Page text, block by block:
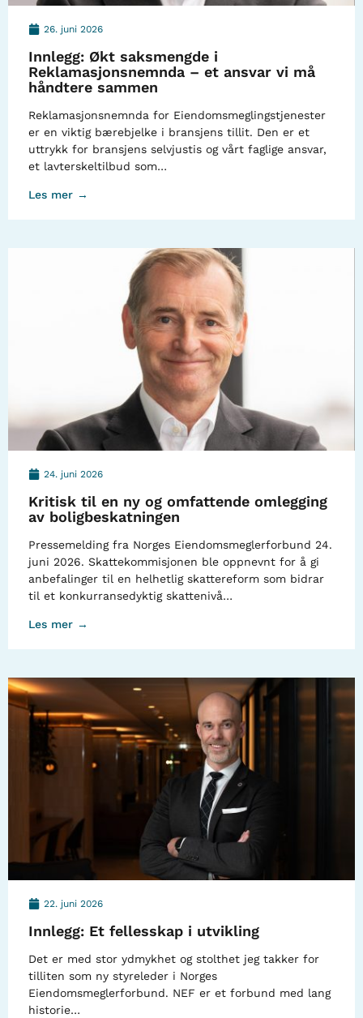
26. juni 2026
Innlegg: Økt saksmengde i
Reklamasjonsnemnda – et ansvar vi må
håndtere sammen
Reklamasjonsnemnda for Eiendomsmeglingstjenester
er en viktig bærebjelke i bransjens tillit. Den er et
uttrykk for bransjens selvjustis og vårt faglige ansvar,
et lavterskeltilbud som…
Les mer →
24. juni 2026
Kritisk til en ny og omfattende omlegging
av boligbeskatningen
Pressemelding fra Norges Eiendomsmeglerforbund 24.
juni 2026. Skattekommisjonen ble oppnevnt for å gi
anbefalinger til en helhetlig skattereform som bidrar
til et konkurransedyktig skattenivå…
Les mer →
22. juni 2026
Innlegg: Et fellesskap i utvikling
Det er med stor ydmykhet og stolthet jeg takker for
tilliten som ny styreleder i Norges
Eiendomsmeglerforbund. NEF er et forbund med lang
historie…